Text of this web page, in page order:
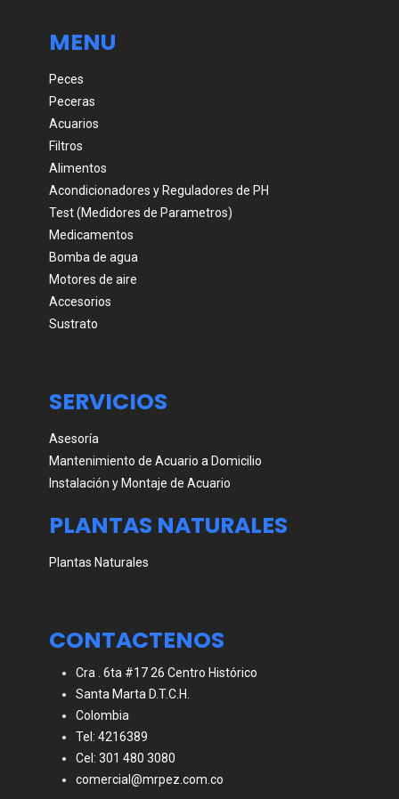
MENU
Peces
Peceras
Acuarios
Filtros
Alimentos
Acondicionadores y Reguladores de PH
Test (Medidores de Parametros)
Medicamentos
Bomba de agua
Motores de aire
Accesorios
Sustrato
SERVICIOS
Asesoría
Mantenimiento de Acuario a Domicilio
Instalación y Montaje de Acuario
PLANTAS NATURALES
Plantas Naturales
CONTACTENOS
Cra . 6ta #17 26 Centro Histórico
Santa Marta D.T.C.H.
Colombia
Tel: 4216389
Cel: 301 480 3080
comercial@mrpez.com.co